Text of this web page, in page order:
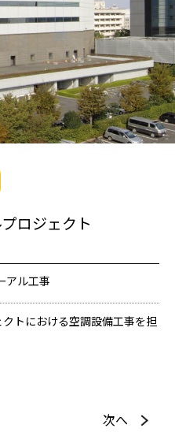
ロジェクト
アル工事
トにおける空調設備工事を担
次へ